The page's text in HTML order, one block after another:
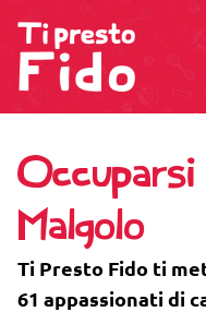
Malgolo
Ti Presto Fido ti
61 appassionati di